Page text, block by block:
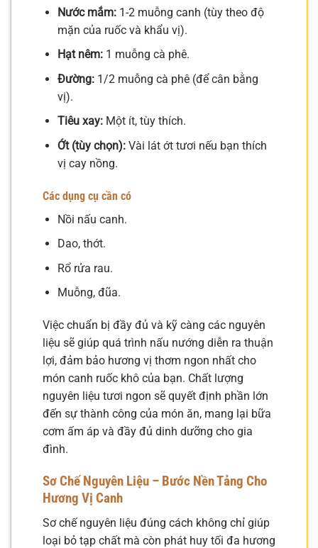
Nước mắm:1-2 muỗng canh (tùy theo độ
mặn của ruốc và khẩu vị).
Hạt nêm:1 muỗng cà phê.
Đường:1/2 muỗng cà phê (để cân bằng
vị).
Tiêu xay:Một ít, tùy thích.
Ớt (tùy chọn):Vài lát ớt tươi nếu bạn thích
vị cay nồng.
Các dụng cụ cần có
Nồi nấu canh.
Dao, thớt.
Rổ rửa rau.
Muỗng, đũa.
Việc chuẩn bị đầy đủ và kỹ càng các nguyên
liệu sẽ giúp quá trình nấu nướng diễn ra thuận
lợi, đảm bảo hương vị thơm ngon nhất cho
món canh ruốc khô của bạn. Chất lượng
nguyên liệu tươi ngon sẽ quyết định phần lớn
đến sự thành công của món ăn, mang lại bữa
cơm ấm áp và đầy đủ dinh dưỡng cho gia
đình.
Sơ Chế Nguyên Liệu – Bước Nền Tảng Cho
Hương Vị Canh
Sơ chế nguyên liệu đúng cách không chỉ giúp
loại bỏ tạp chất mà còn phát huy tối đa hương